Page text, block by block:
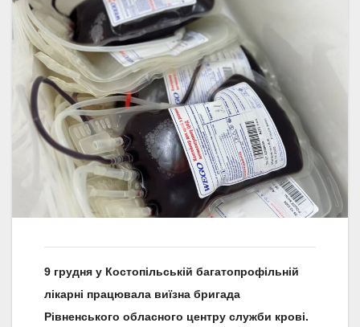
9 грудня у Костопільській багатопрофільній
лікарні працювала виїзна бригада
Рівненського обласного центру служби крові.